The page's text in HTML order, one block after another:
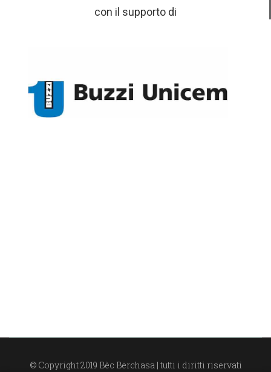
con il supporto di
© Copyright 2019 Bèc Bërchasa | tutti i diritti riservati